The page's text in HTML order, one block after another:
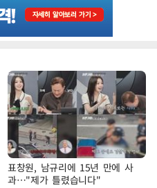
표창원, 남규리에 15년 만에 사
과…"제가 틀렸습니다"